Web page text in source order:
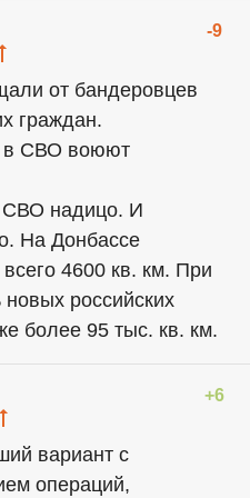
-9
от бандеровцев
граждан.
в СВО воюют
СВО надицо. И
На Донбассе
4600 кв. км. При
российских
более 95 тыс. кв. км.
+6
вариант с
операций,